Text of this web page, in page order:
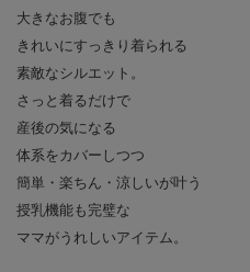
大きなお腹でも
きれいにすっきり着られる
素敵なシルエット。
さっと着るだけで
産後の気になる
体系をカバーしつつ
簡単・楽ちん・涼しいが叶う
授乳機能も完璧な
ママがうれしいアイテム。